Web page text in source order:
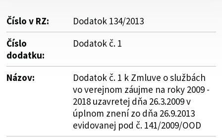
Číslo v RZ:
Dodatok 134/2013
Číslo
dodatku:
Dodatok č. 1
Názov:
Dodatok č. 1 k Zmluve o službách
vo verejnom záujme na roky 2009 -
2018 uzavretej dňa 26.3.2009 v
úplnom znení zo dňa 26.9.2013
evidovanej pod č. 141/2009/OOD